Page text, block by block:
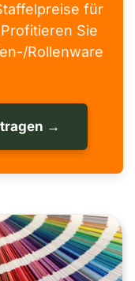
für
Sie
Rollenware
→